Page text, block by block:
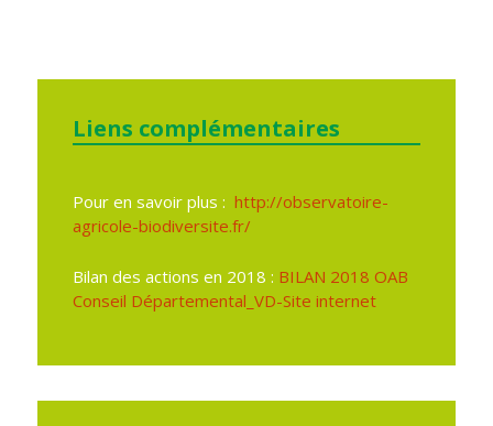
Liens complémentaires
Pour en savoir plus : http://observatoire-
agricole-biodiversite.fr/
Bilan des actions en 2018 : BILAN 2018 OAB
Conseil Départemental_VD-Site internet